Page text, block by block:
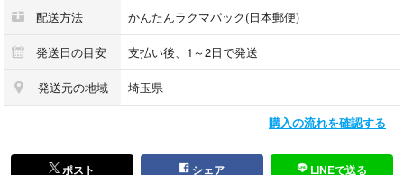
写真でご確認ください
【商品の状態】
新品未使用で自宅保管品です。
#その他のニットボクサーはこちらをタップ
配送方法 かんたんラクマパック(日本郵便)
発送日の目安 支払い後、1～2日で発送
発送元の地域 埼玉県
購入の流れを確認する
ポスト シェア LINEで送る